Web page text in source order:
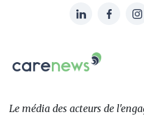
sur:
LinkedIn
Carenews,
Le
des
Le média des acteurs de